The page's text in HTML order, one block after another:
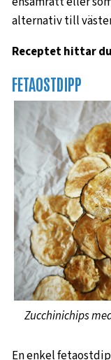
alternativ till
Receptet hittar
FETAOSTDIPP
Zucchinichips
En enkel